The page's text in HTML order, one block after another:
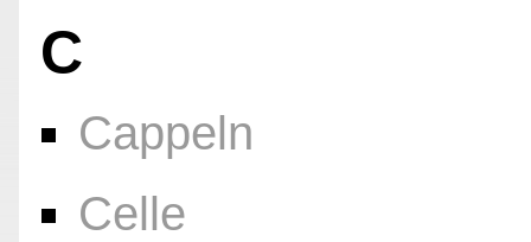
C
Cappeln
Celle